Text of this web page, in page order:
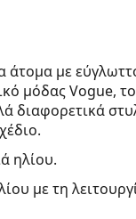
άτομα με
μόδας Vogue, το
διαφορετικά
ηλίου.
με τη